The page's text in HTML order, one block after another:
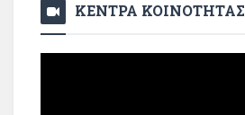
ΚΕΝΤΡΑ ΚΟΙΝΟΤΗΤΑΣ